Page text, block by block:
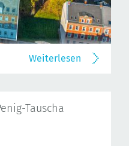
Weiterlesen
Tauscha